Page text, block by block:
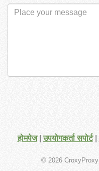
होमपेज|उपयोगकर्ता सपोर्ट|
© 2026 CroxyProxy